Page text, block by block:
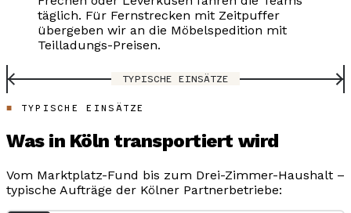
täglich. Für Fernstrecken mit Zeitpuffer
übergeben wir an die Möbelspedition mit
Teilladungs-Preisen.
TYPISCHE EINSÄTZE
TYPISCHE EINSÄTZE
Was in Köln transportiert wird
Vom Marktplatz-Fund bis zum Drei-Zimmer-Haushalt –
typische Aufträge der Kölner Partnerbetriebe: